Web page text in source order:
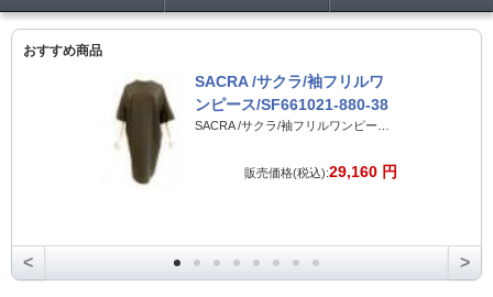
おすすめ商品
SACRA /サクラ/袖フリルワ
ンピース/SF661021-880-38
販売価格(税込):29,160 円
< >